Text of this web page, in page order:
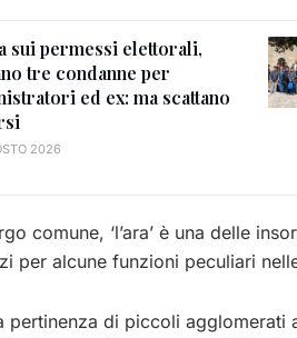
sui permessi elettorali,
tre condanne per
ed ex: ma scattano
2026
comune, ‘l’ara’ è una delle
per alcune funzioni peculiari
pertinenza di piccoli